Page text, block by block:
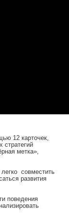
12 карточек,
метка»,
совместить
развития
поведения